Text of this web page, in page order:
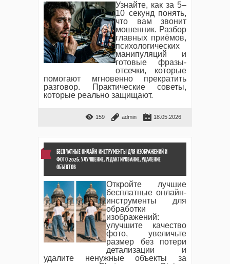
Узнайте, как за 5–
10 секунд понять,
что вам звонит
мошенник. Разбор
главных приёмов,
психологических
манипуляций и
готовые фразы-
отсечки, которые
помогают мгновенно прекратить
разговор. Практические советы,
которые реально защищают.
159 admin 18.05.2026
БЕСПЛАТНЫЕ ОНЛАЙН-ИНСТРУМЕНТЫ ДЛЯ ИЗОБРАЖЕНИЙ И
ФОТО 2026: УЛУЧШЕНИЕ, РЕДАКТИРОВАНИЕ, УДАЛЕНИЕ
ОБЪЕКТОВ
Откройте лучшие
бесплатные онлайн-
инструменты для
обработки
изображений:
улучшите качество
фото, увеличьте
размер без потери
детализации и
удалите ненужные объекты за